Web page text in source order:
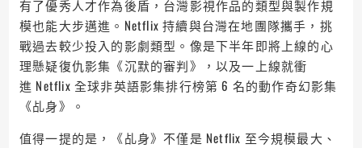
有了優秀人才作為後盾，台灣影視作品的類型與製作規
模也能大步邁進。Netflix 持續與台灣在地團隊攜手，挑
戰過去較少投入的影劇類型。像是下半年即將上線的心
理懸疑復仇影集《沉默的審判》，以及一上線就衝
進 Netflix 全球非英語影集排行榜第 6 名的動作奇幻影集
《乩身》。
值得一提的是，《乩身》不僅是 Netflix 至今規模最大、